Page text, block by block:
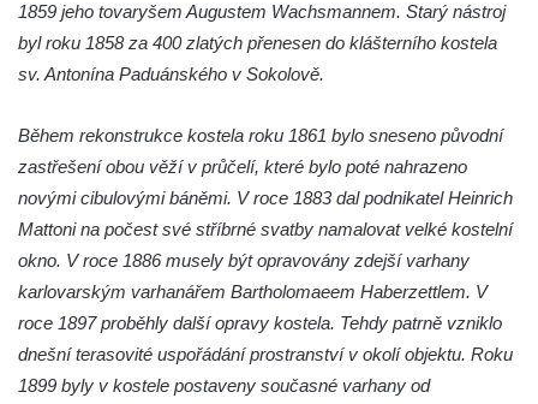
Müllerova hrobka v Hrádku nad Nisou
Kostel Panny Marie Sněžné ve Sněžné
Kaple Nejsvětější Trojice ve Sněžné
Kostel svaté Máří Magdalény v Božanově
Hrobka rodiny Brass na hřbitově v Dolním
Podluží
Kostel svatého Bartoloměje ve Velkém
Šenově
1859 jeho tovaryšem Augustem Wachsmannem. Starý nástroj
byl roku 1858 za 400 zlatých přenesen do klášterního kostela
sv. Antonína Paduánského v Sokolově.
Během rekonstrukce kostela roku 1861 bylo sneseno původní
zastřešení obou věží v průčelí, které bylo poté nahrazeno
novými cibulovými báněmi. V roce 1883 dal podnikatel Heinrich
Mattoni na počest své stříbrné svatby namalovat velké kostelní
okno. V roce 1886 musely být opravovány zdejší varhany
karlovarským varhanářem Bartholomaeem Haberzettlem. V
roce 1897 proběhly další opravy kostela. Tehdy patrně vzniklo
dnešní terasovité uspořádání prostranství v okolí objektu. Roku
1899 byly v kostele postaveny současné varhany od